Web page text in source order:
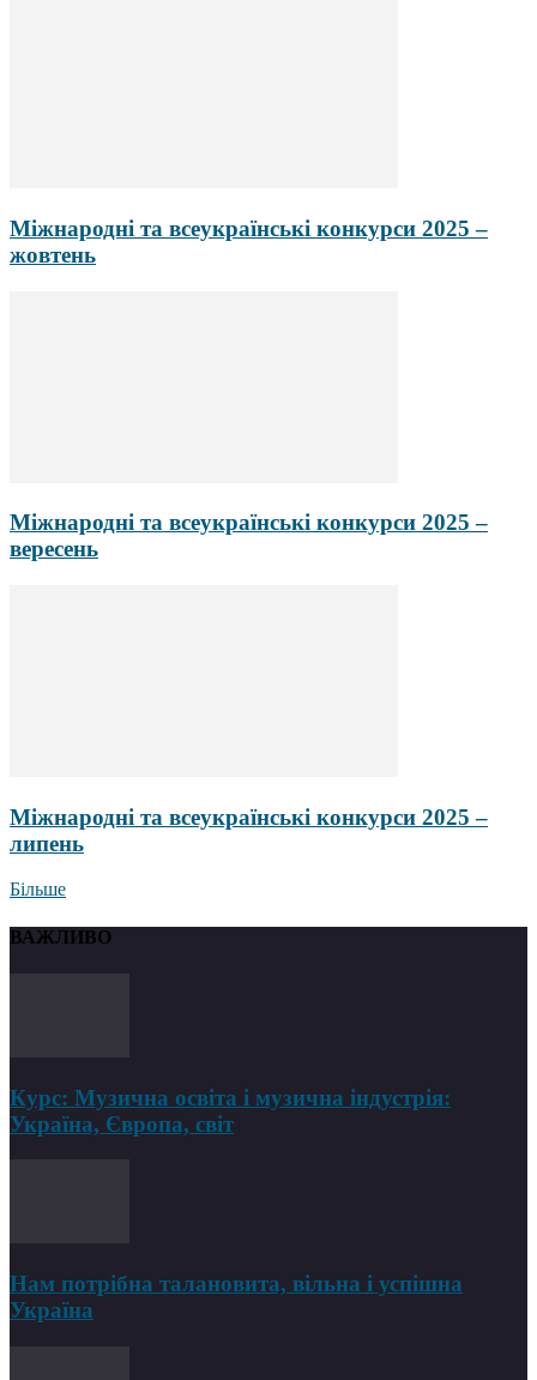
Міжнародні та всеукраїнські конкурси 2025 –
жовтень
Міжнародні та всеукраїнські конкурси 2025 –
вересень
Міжнародні та всеукраїнські конкурси 2025 –
липень
Більше
ВАЖЛИВО
Курс: Музична освіта і музична індустрія:
Україна, Європа, світ
Нам потрібна талановита, вільна і успішна
Україна